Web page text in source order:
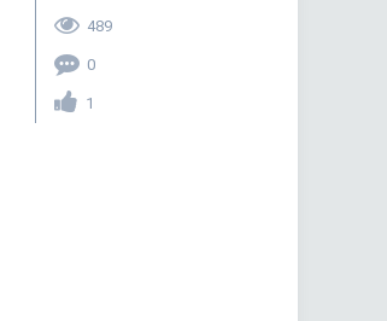
489
0
1